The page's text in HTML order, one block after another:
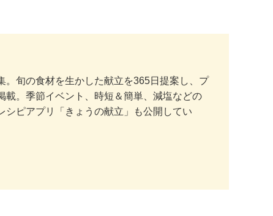
旬の食材を生かした献立を365日提案し、プ
載。季節イベント、時短＆簡単、減塩などの
シピアプリ「きょうの献立」も公開してい